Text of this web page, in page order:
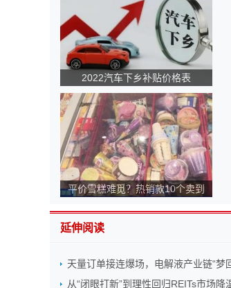
2022汽车下乡补贴价格表
平价雪糕难觅？热销款10个卖到
延伸阅读
天量订单接连爆场，电解液产业链“梦
从“闭眼打新”到理性回归REITs市场降